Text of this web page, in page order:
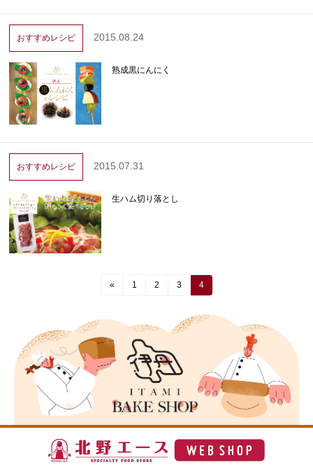
おすすめレシピ 2015.08.24
熟成黒にんにく
おすすめレシピ 2015.07.31
生ハム切り落とし
« 1 2 3 4